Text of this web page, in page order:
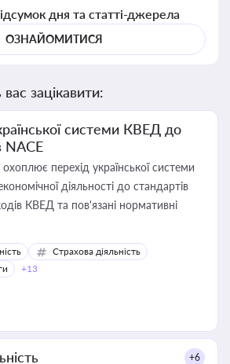
дня та статті-джерела
ОЗНАЙОМИТИСЯ
зацікавити:
системи КВЕД до
NACE
перехід української системи
діяльності до стандартів
КВЕД та пов'язані нормативні
Страхова діяльність
+13
+6